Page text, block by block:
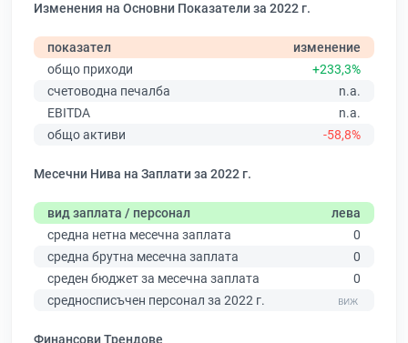
Изменения на Основни Показатели за 2022 г.
показател
изменение
общо приходи
+233,3%
счетоводна печалба
n.a.
EBITDA
n.a.
общо активи
-58,8%
Месечни Нива на Заплати за 2022 г.
вид заплата / персонал
лева
средна нетна месечна заплата
0
средна брутна месечна заплата
0
среден бюджет за месечна заплата
0
средносписъчен персонал за 2022 г.
Финансови Трендове